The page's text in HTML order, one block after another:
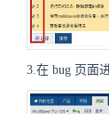
3.在 bug 页面